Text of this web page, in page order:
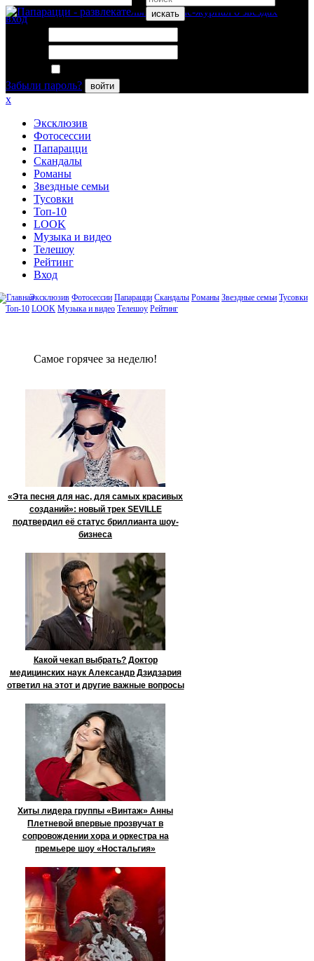
искать
вход
Забыли пароль?
войти
x
Эксклюзив
Фотосессии
Папарацци
Скандалы
Романы
Звездные семьи
Тусовки
Топ-10
LOOK
Музыка и видео
Телешоу
Рейтинг
Вход
Эксклюзив Фотосессии Папарацци Скандалы Романы Звездные семьи Тусовки
Топ-10 LOOK Музыка и видео Телешоу Рейтинг
Сaмое гoрячее за неделю!
«Эта песня для нас, для самых красивых
созданий»: новый трек SEVILLE
подтвердил её статус бриллианта шоу-
бизнеса
Какой чекап выбрать? Доктор
медицинских наук Александр Дзидзария
ответил на этот и другие важные вопросы
Хиты лидера группы «Винтаж» Анны
Плетневой впервые прозвучат в
сопровождении хора и оркестра на
премьере шоу «Ностальгия»